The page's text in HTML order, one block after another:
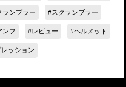
ランブラー スクランブラー
ンフ レビュー ヘルメット
レッション